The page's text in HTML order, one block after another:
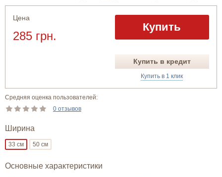
Цена
285 грн.
Купить
Купить в кредит
Купить в 1 клик
Средняя оценка пользователей:
0 отзывов
Ширина
33 см 50 см
Основные характеристики